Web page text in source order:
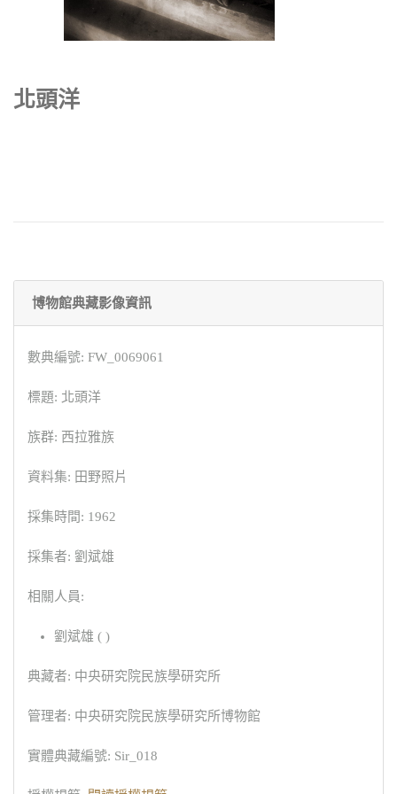
北頭洋
博物館典藏影像資訊
數典編號: FW_0069061
標題: 北頭洋
族群: 西拉雅族
資料集: 田野照片
採集時間: 1962
採集者: 劉斌雄
相關人員:
劉斌雄 ( )
典藏者: 中央研究院民族學研究所
管理者: 中央研究院民族學研究所博物館
實體典藏編號: Sir_018